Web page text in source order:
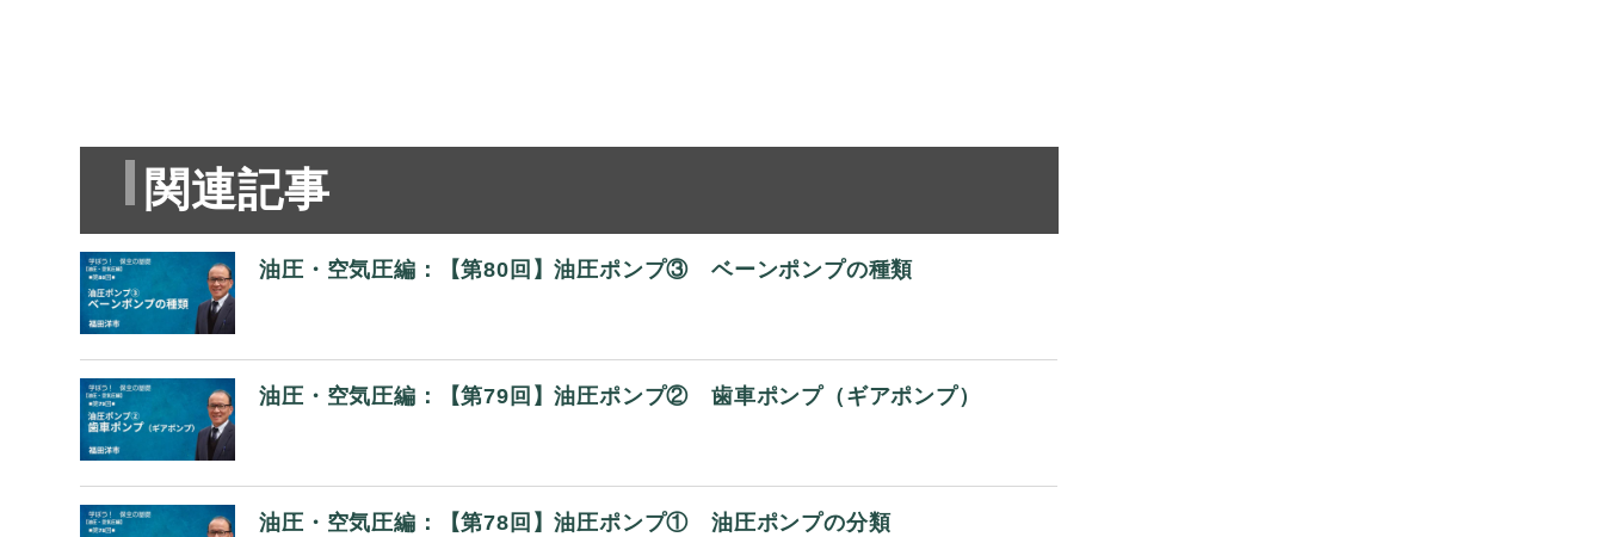
関連記事
油圧・空気圧編：【第80回】油圧ポンプ③ ベーンポンプの種類
油圧・空気圧編：【第79回】油圧ポンプ② 歯車ポンプ（ギアポンプ）
油圧・空気圧編：【第78回】油圧ポンプ① 油圧ポンプの分類